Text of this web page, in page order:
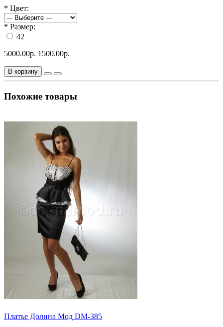
* Цвет:
* Размер:
42
5000.00р. 1500.00р.
В корзину
Похожие товары
Платье Долина Мод DM-385